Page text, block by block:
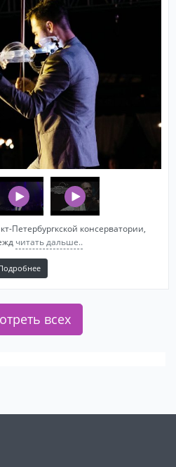
Петербургкской консерватории,
читать дальше..
всех